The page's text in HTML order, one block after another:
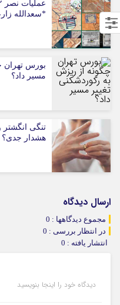
*سعدالله
بورس تهران
مسیر داد؟
تنگی
هشدار جدی؟
ارسال دیدگاه
مجموع دیدگاهها : 0
در انتظار بررسی : 0
انتشار یافته : 0
دیدگاه خود را اینجا بنویسید